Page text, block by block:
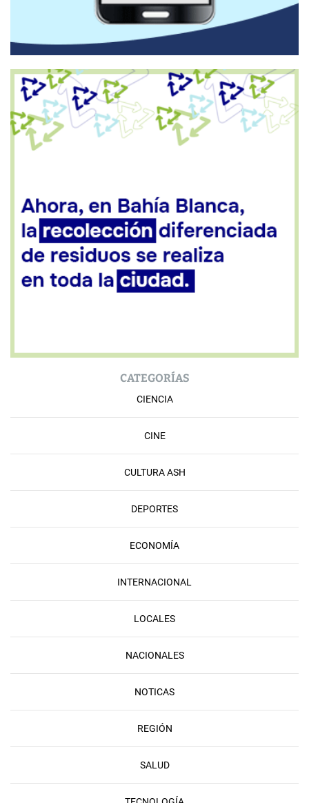
CATEGORÍAS
CIENCIA
CINE
CULTURA ASH
DEPORTES
ECONOMÍA
INTERNACIONAL
LOCALES
NACIONALES
NOTICAS
REGIÓN
SALUD